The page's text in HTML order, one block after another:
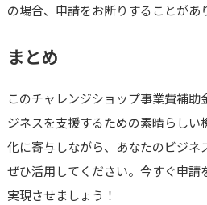
の場合、申請をお断りすることがあ
まとめ
このチャレンジショップ事業費補助
ジネスを支援するための素晴らしい
化に寄与しながら、あなたのビジネ
ぜひ活用してください。今すぐ申請
実現させましょう！